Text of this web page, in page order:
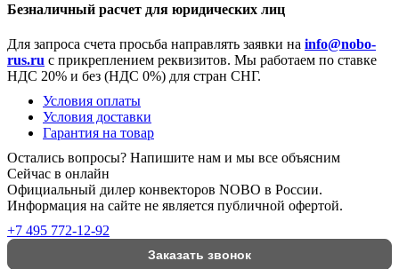
Безналичный расчет для юридических лиц
Для запроса счета просьба направлять заявки на info@nobo-
rus.ru с прикреплением реквизитов. Мы работаем по ставке
НДС 20% и без (НДС 0%) для стран СНГ.
Условия оплаты
Условия доставки
Гарантия на товар
Остались вопросы? Напишите нам и мы все объясним
Сейчас в онлайн
Официальный дилер конвекторов NOBO в России.
Информация на сайте не является публичной офертой.
+7 495 772-12-92
Заказать звонок